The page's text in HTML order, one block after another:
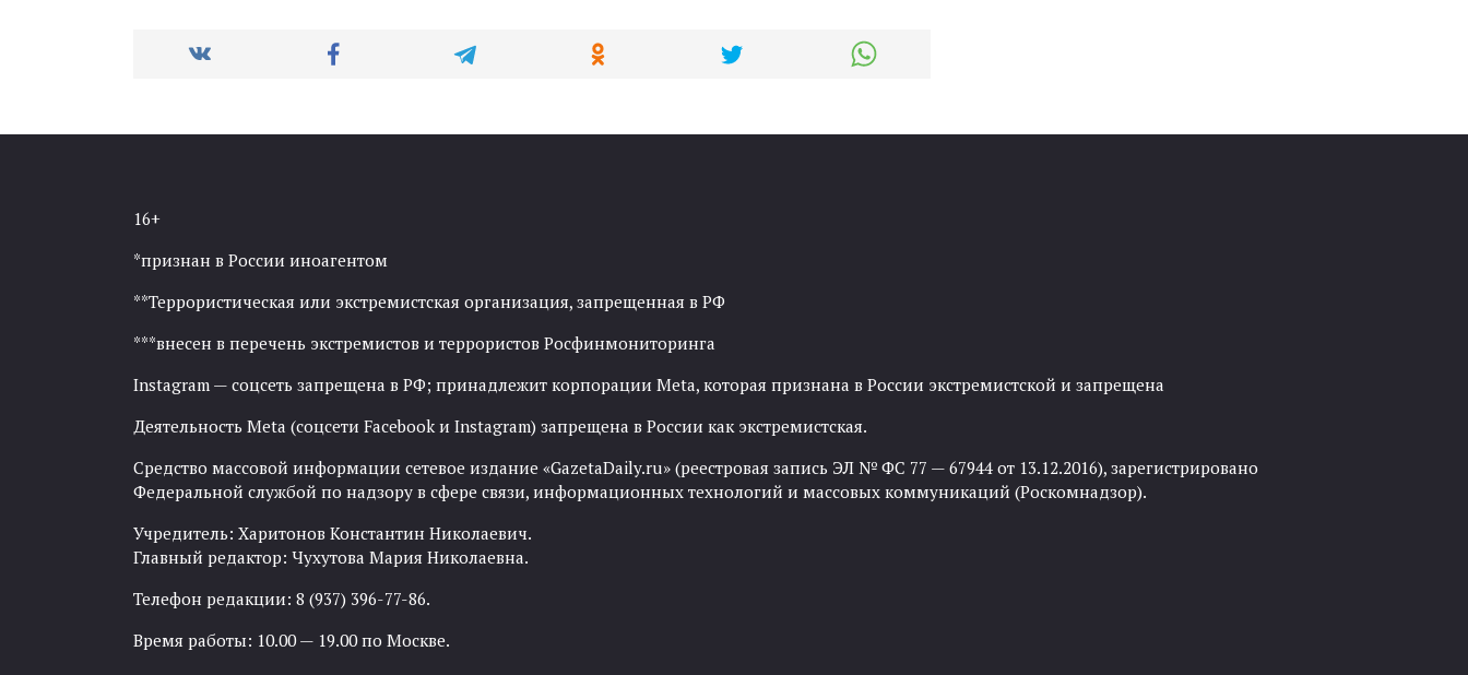
16+
*признан в России иноагентом
**Террористическая или экстремистская организация, запрещенная в РФ
***внесен в перечень экстремистов и террористов Росфинмониторинга
Instagram — соцсеть запрещена в РФ; принадлежит корпорации Meta, которая признана в России экстремистской и запрещена
Деятельность Meta (соцсети Facebook и Instagram) запрещена в России как экстремистская.
Средство массовой информации сетевое издание «GazetaDaily.ru» (реестровая запись ЭЛ № ФС 77 — 67944 от 13.12.2016), зарегистрировано
Федеральной службой по надзору в сфере связи, информационных технологий и массовых коммуникаций (Роскомнадзор).
Учредитель: Харитонов Константин Николаевич.
Главный редактор: Чухутова Мария Николаевна.
Телефон редакции: 8 (937) 396-77-86.
Время работы: 10.00 — 19.00 по Москве.